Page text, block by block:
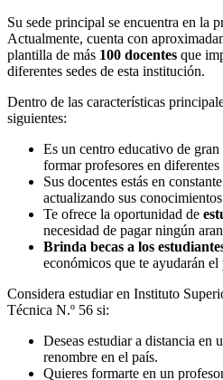
Su sede principal se encuentra en la
Actualmente, cuenta con
plantilla de más 100 docentes que
diferentes sedes de esta institución.
Dentro de las características
siguientes:
Es un centro educativo de
formar profesores en diferentes
Sus docentes estás en
actualizando sus
Te ofrece la oportunidad de
necesidad de pagar ningún
Brinda becas a los
económicos que te ayudarán el
Considera estudiar en Instituto
Técnica N.º 56 si:
Deseas estudiar a distancia en
renombre en el país.
Quieres formarte en un